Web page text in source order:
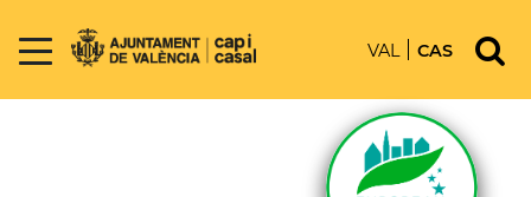
VAL CAS